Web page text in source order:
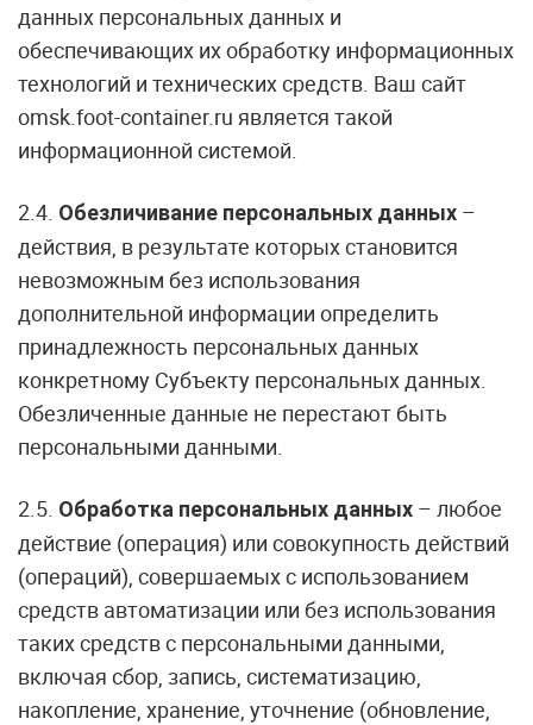
данных персональных данных и
обеспечивающих их обработку информационных
технологий и технических средств. Ваш сайт
omsk.foot-container.ru является такой
информационной системой.
2.4. Обезличивание персональных данных –
действия, в результате которых становится
невозможным без использования
дополнительной информации определить
принадлежность персональных данных
конкретному Субъекту персональных данных.
Обезличенные данные не перестают быть
персональными данными.
2.5. Обработка персональных данных – любое
действие (операция) или совокупность действий
(операций), совершаемых с использованием
средств автоматизации или без использования
таких средств с персональными данными,
включая сбор, запись, систематизацию,
накопление, хранение, уточнение (обновление,